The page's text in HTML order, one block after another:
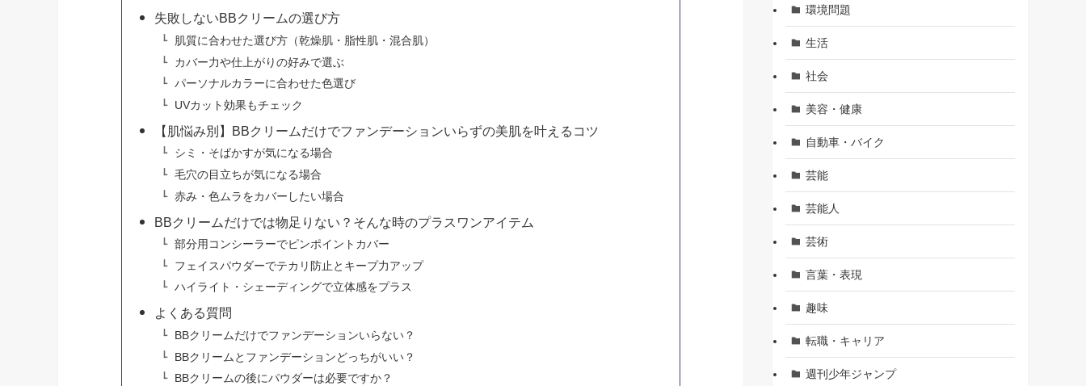
失敗しないBBクリームの選び方
肌質に合わせた選び方（乾燥肌・脂性肌・混合肌）
カバー力や仕上がりの好みで選ぶ
パーソナルカラーに合わせた色選び
UVカット効果もチェック
【肌悩み別】BBクリームだけでファンデーションいらずの美肌を叶えるコツ
シミ・そばかすが気になる場合
毛穴の目立ちが気になる場合
赤み・色ムラをカバーしたい場合
BBクリームだけでは物足りない？そんな時のプラスワンアイテム
部分用コンシーラーでピンポイントカバー
フェイスパウダーでテカリ防止とキープ力アップ
ハイライト・シェーディングで立体感をプラス
よくある質問
BBクリームだけでファンデーションいらない？
BBクリームとファンデーションどっちがいい？
BBクリームの後にパウダーは必要ですか？
環境問題
生活
社会
美容・健康
自動車・バイク
芸能
芸能人
芸術
言葉・表現
趣味
転職・キャリア
週刊少年ジャンプ